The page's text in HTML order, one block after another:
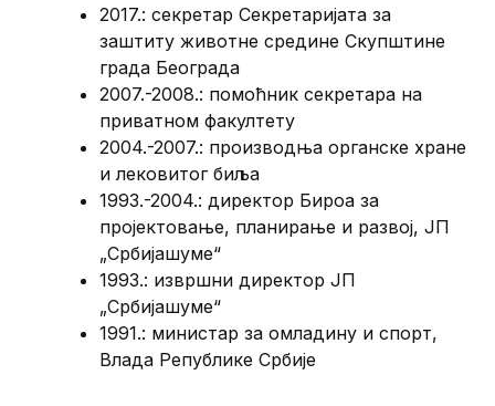
2017.: секретар Секретаријата за
заштиту животне средине Скупштине
града Београда
2007.-2008.: помоћник секретара на
приватном факултету
2004.-2007.: производња органске хране
и лековитог биља
1993.-2004.: директор Бироа за
пројектовање, планирање и развој, ЈП
„Србијашуме“
1993.: извршни директор ЈП
„Србијашуме“
1991.: министар за омладину и спорт,
Влада Републике Србије